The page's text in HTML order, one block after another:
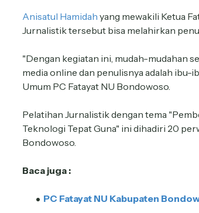
Anisatul Hamidah yang mewakili Ketua
Jurnalistik tersebut bisa melahirkan
"Dengan kegiatan ini, mudah-mudahan
media online dan penulisnya adalah ibu-
Umum PC Fatayat NU Bondowoso.
Pelatihan Jurnalistik dengan tema
Teknologi Tepat Guna" ini dihadiri 20
Bondowoso.
Baca juga :
PC Fatayat NU Kabupaten